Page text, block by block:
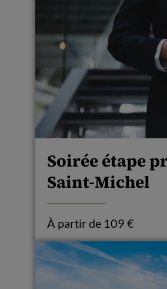
Soirée étape
Saint-Michel
À partir de 109 €